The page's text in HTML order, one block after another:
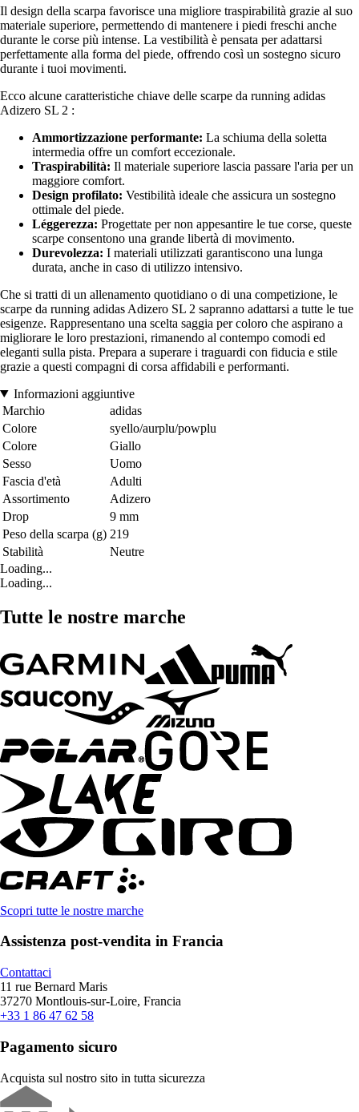
Il design della scarpa favorisce una migliore traspirabilità grazie al suo
materiale superiore, permettendo di mantenere i piedi freschi anche
durante le corse più intense. La vestibilità è pensata per adattarsi
perfettamente alla forma del piede, offrendo così un sostegno sicuro
durante i tuoi movimenti.
Ecco alcune caratteristiche chiave delle scarpe da running adidas
Adizero SL 2 :
Ammortizzazione performante: La schiuma della soletta
intermedia offre un comfort eccezionale.
Traspirabilità: Il materiale superiore lascia passare l'aria per un
maggiore comfort.
Design profilato: Vestibilità ideale che assicura un sostegno
ottimale del piede.
Léggerezza: Progettate per non appesantire le tue corse, queste
scarpe consentono una grande libertà di movimento.
Durevolezza: I materiali utilizzati garantiscono una lunga
durata, anche in caso di utilizzo intensivo.
Che si tratti di un allenamento quotidiano o di una competizione, le
scarpe da running adidas Adizero SL 2 sapranno adattarsi a tutte le tue
esigenze. Rappresentano una scelta saggia per coloro che aspirano a
migliorare le loro prestazioni, rimanendo al contempo comodi ed
eleganti sulla pista. Prepara a superare i traguardi con fiducia e stile
grazie a questi compagni di corsa affidabili e performanti.
Informazioni aggiuntive
Marchio
adidas
Colore
syello/aurplu/powplu
Colore
Giallo
Sesso
Uomo
Fascia d'età
Adulti
Assortimento
Adizero
Drop
9 mm
Peso della scarpa (g) 219
Stabilità
Neutre
Loading...
Loading...
Tutte le nostre marche
Scopri tutte le nostre marche
Assistenza post-vendita in Francia
Contattaci
11 rue Bernard Maris
37270 Montlouis-sur-Loire, Francia
+33 1 86 47 62 58
Pagamento sicuro
Acquista sul nostro sito in tutta sicurezza